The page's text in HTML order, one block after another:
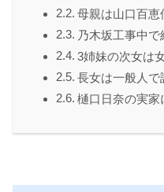
母親は山口百恵
乃木坂工事中
3姉妹の次女は
長女は一般人で
樋口日奈の実家